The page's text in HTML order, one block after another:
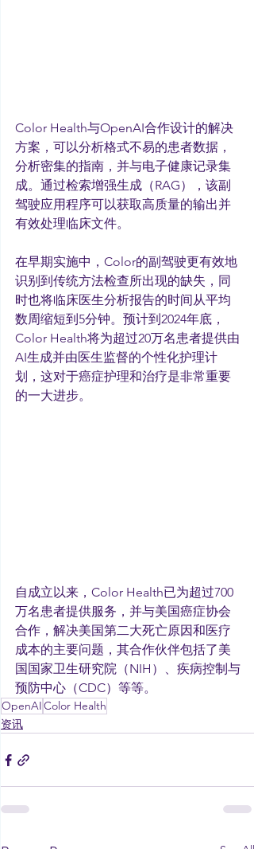
Color Health与OpenAI合作设计的解决
方案，可以分析格式不易的患者数据，
分析密集的指南，并与电子健康记录集
成。通过检索增强生成（RAG），该副
驾驶应用程序可以获取高质量的输出并
有效处理临床文件。
在早期实施中，Color的副驾驶更有效地
识别到传统方法检查所出现的缺失，同
时也将临床医生分析报告的时间从平均
数周缩短到5分钟。预计到2024年底，
Color Health将为超过20万名患者提供由
AI生成并由医生监督的个性化护理计
划，这对于癌症护理和治疗是非常重要
的一大进步。
自成立以来，Color Health已为超过700
万名患者提供服务，并与美国癌症协会
合作，解决美国第二大死亡原因和医疗
成本的主要问题，其合作伙伴包括了美
国国家卫生研究院（NIH）、疾病控制与
预防中心（CDC）等等。
OpenAIColor Health
资讯